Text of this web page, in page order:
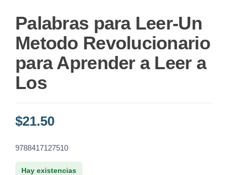
Palabras para Leer-Un
Metodo Revolucionario
para Aprender a Leer a
Los
$21.50
9788417127510
Hay existencias